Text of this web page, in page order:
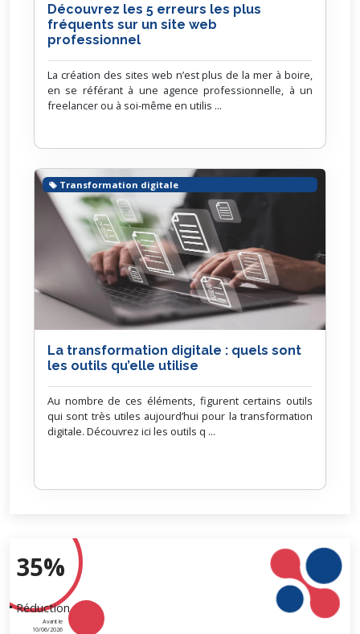
Découvrez les 5 erreurs les plus
fréquents sur un site web
professionnel
La création des sites web n’est plus de la mer à boire,
en se référant à une agence professionnelle, à un
freelancer ou à soi-même en utilis ...
La transformation digitale : quels sont
les outils qu’elle utilise
Au nombre de ces éléments, figurent certains outils
qui sont très utiles aujourd’hui pour la transformation
digitale. Découvrez ici les outils q ...
Transformation digitale
35%
Réduction
Avant le
10/06/2026